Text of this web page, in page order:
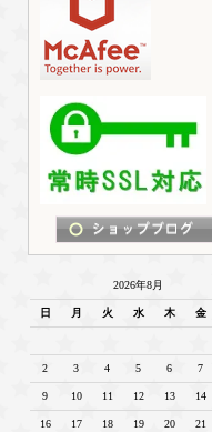
2026年8月
日 月 火 水 木 金
2 3 4 5 6 7
9 10 11 12 13 14
16 17 18 19 20 21